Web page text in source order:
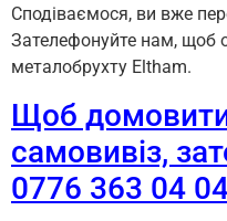
Сподіваємося, ви вже
Зателефонуйте нам, щоб
металобрухту Eltham.
Щоб
самовивіз,
0776 363 04